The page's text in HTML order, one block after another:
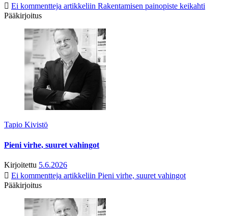
Ei kommentteja artikkeliin Rakentamisen painopiste keikahti
Pääkirjoitus
Tapio Kivistö
Pieni virhe, suuret vahingot
Kirjoitettu 5.6.2026
Ei kommentteja artikkeliin Pieni virhe, suuret vahingot
Pääkirjoitus